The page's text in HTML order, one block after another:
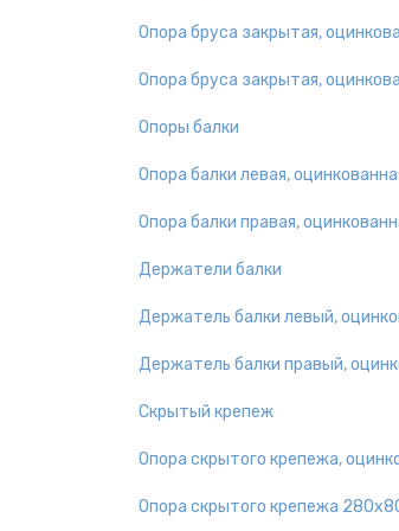
Опора бруса закрытая,
Опора бруса закрытая,
Опоры балки
Опора балки левая,
Опора балки правая,
Держатели балки
Держатель балки левый,
Держатель балки правый,
Скрытый крепеж
Опора скрытого крепежа,
Опора скрытого крепежа